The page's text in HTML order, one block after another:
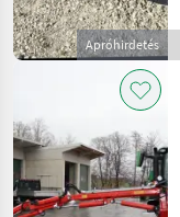
Apróhirdetés